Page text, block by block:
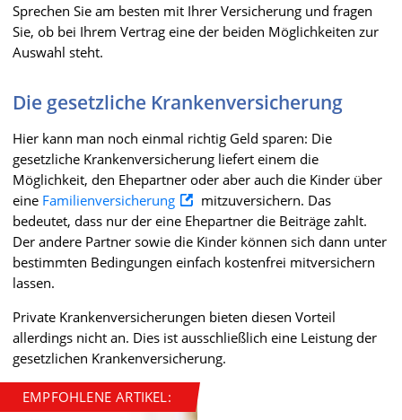
Sprechen Sie am besten mit Ihrer Versicherung und fragen
Sie, ob bei Ihrem Vertrag eine der beiden Möglichkeiten zur
Auswahl steht.
Die gesetzliche Krankenversicherung
Hier kann man noch einmal richtig Geld sparen: Die
gesetzliche Krankenversicherung liefert einem die
Möglichkeit, den Ehepartner oder aber auch die Kinder über
eine Familienversicherung
mitzuversichern. Das
bedeutet, dass nur der eine Ehepartner die Beiträge zahlt.
Der andere Partner sowie die Kinder können sich dann unter
bestimmten Bedingungen einfach kostenfrei mitversichern
lassen.
Private Krankenversicherungen bieten diesen Vorteil
allerdings nicht an. Dies ist ausschließlich eine Leistung der
gesetzlichen Krankenversicherung.
EMPFOHLENE ARTIKEL: